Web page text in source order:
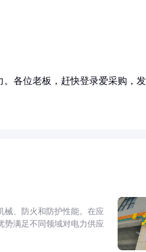
各位老板，赶快登录爱采购，
械、防火和防护性能。在应
势满足不同领域对电力供应